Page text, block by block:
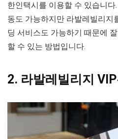
한인택시를 이용할 수 있습니
동도 가능하지만 라발레빌리지
딩 서비스도 가능하기 때문에
할 수 있는 방법입니다.
2. 라발레빌리지